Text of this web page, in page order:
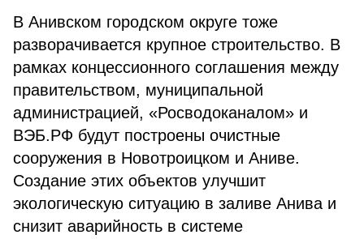
В Анивском городском округе тоже
разворачивается крупное строительство. В
рамках концессионного соглашения между
правительством, муниципальной
администрацией, «Росводоканалом» и
ВЭБ.РФ будут построены очистные
сооружения в Новотроицком и Аниве.
Создание этих объектов улучшит
экологическую ситуацию в заливе Анива и
снизит аварийность в системе